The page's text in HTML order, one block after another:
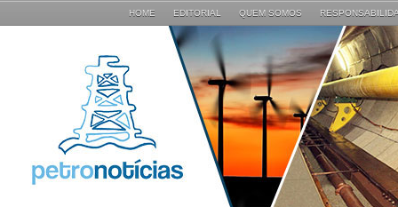
HOME EDITORIAL QUEM SOMOS